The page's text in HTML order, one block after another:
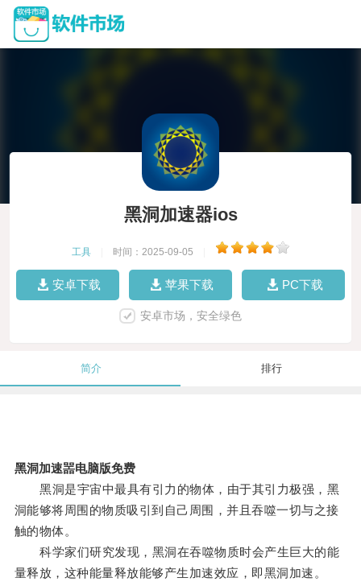
黑洞加速器ios
工具 时间：2025-09-05
安卓下载 苹果下载 PC下载
安卓市场，安全绿色
简介 排行
黑洞加速噐电脑版免费
黑洞是宇宙中最具有引力的物体，由于其引力极强，黑
洞能够将周围的物质吸引到自己周围，并且吞噬一切与之接
触的物体。
科学家们研究发现，黑洞在吞噬物质时会产生巨大的能
量释放，这种能量释放能够产生加速效应，即黑洞加速。